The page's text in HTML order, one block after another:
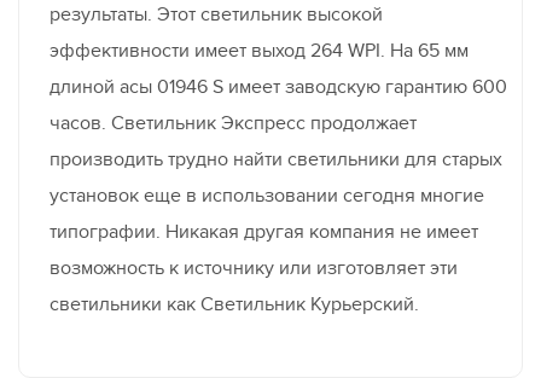
результаты. Этот светильник высокой
эффективности имеет выход 264 WPI. На 65 мм
длиной асы 01946 S имеет заводскую гарантию 600
часов. Светильник Экспресс продолжает
производить трудно найти светильники для старых
установок еще в использовании сегодня многие
типографии. Никакая другая компания не имеет
возможность к источнику или изготовляет эти
светильники как Светильник Курьерский.